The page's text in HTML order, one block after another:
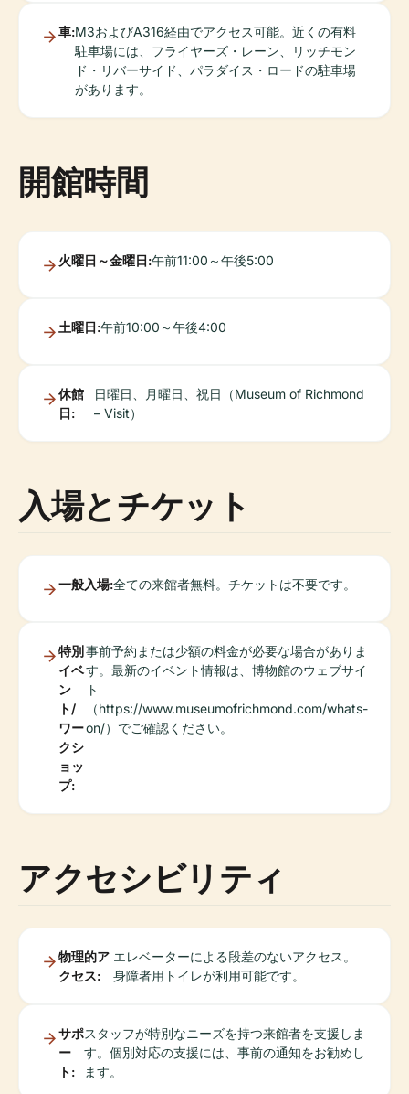
車:M3およびA316経由でアクセス可能。近くの有料
駐車場には、フライヤーズ・レーン、リッチモン
ド・リバーサイド、パラダイス・ロードの駐車場
があります。
開館時間
火曜日～金曜日:午前11:00～午後5:00
土曜日:午前10:00～午後4:00
休館
日:
日曜日、月曜日、祝日（Museum of Richmond
– Visit）
入場とチケット
一般入場:全ての来館者無料。チケットは不要です。
特別
イベ
ン
ト/
ワー
クシ
ョッ
プ:
事前予約または少額の料金が必要な場合がありま
す。最新のイベント情報は、博物館のウェブサイ
ト
（https://www.museumofrichmond.com/whats-
on/）でご確認ください。
アクセシビリティ
物理的ア
クセス:
エレベーターによる段差のないアクセス。
身障者用トイレが利用可能です。
サポ
ー
ト:
スタッフが特別なニーズを持つ来館者を支援しま
す。個別対応の支援には、事前の通知をお勧めし
ます。